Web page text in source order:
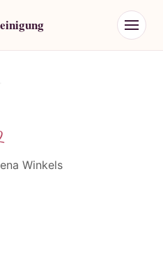
Winkels